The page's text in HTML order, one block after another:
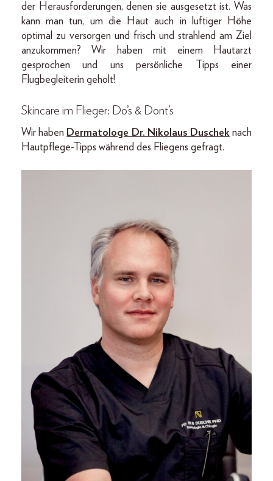
der Herausforderungen, denen sie ausgesetzt ist. Was
kann man tun, um die Haut auch in luftiger Höhe
optimal zu versorgen und frisch und strahlend am Ziel
anzukommen? Wir haben mit einem Hautarzt
gesprochen und uns persönliche Tipps einer
Flugbegleiterin geholt!
Skincare im Flieger: Do’s & Dont’s
Wir haben Dermatologe Dr. Nikolaus Duscheknach
Hautpflege-Tipps während des Fliegens gefragt.